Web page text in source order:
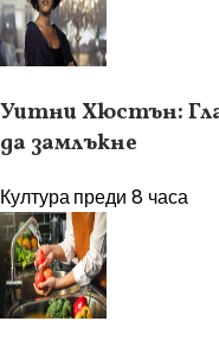
Уитни Хюстън:
да замлъкне
Културапреди 8 часа